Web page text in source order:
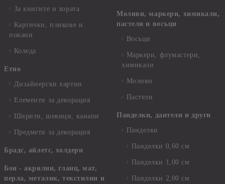
За книгите и хората
Картички, пликове и
покани
Коледа
Етно
Дизайнерски хартии
Елементи за декорация
Ширити, шевици, канапи
Предмети за декорация
Брадс, айлетс, холдери
Бои - акрилни, гланц, мат,
перла, металик, текстилни и
Моливи, маркери, химикали,
пастели и восъци
Восъци
Маркери, флумастери,
химикали
Моливи
Пастели
Панделки, дантели и други
Панделки
Панделки 0,60 см
Панделки 1,00 см
Панделки 2,00 см